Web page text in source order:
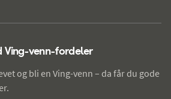
Ving-venn-fordeler
og bli en Ving-venn – da får du gode